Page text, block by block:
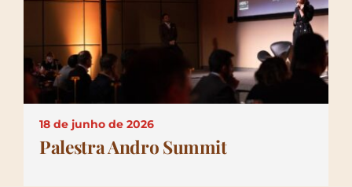
18 de junho de 2026
Palestra Andro Summit